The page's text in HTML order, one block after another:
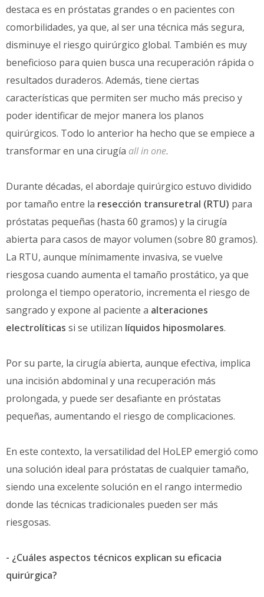
destaca es en próstatas grandes o en pacientes con
comorbilidades, ya que, al ser una técnica más segura,
disminuye el riesgo quirúrgico global. También es muy
beneficioso para quien busca una recuperación rápida o
resultados duraderos. Además, tiene ciertas
características que permiten ser mucho más preciso y
poder identificar de mejor manera los planos
quirúrgicos. Todo lo anterior ha hecho que se empiece a
transformar en una cirugía all in one.
Durante décadas, el abordaje quirúrgico estuvo dividido
por tamaño entre la resección transuretral (RTU) para
próstatas pequeñas (hasta 60 gramos) y la cirugía
abierta para casos de mayor volumen (sobre 80 gramos).
La RTU, aunque mínimamente invasiva, se vuelve
riesgosa cuando aumenta el tamaño prostático, ya que
prolonga el tiempo operatorio, incrementa el riesgo de
sangrado y expone al paciente a alteraciones
electrolíticas si se utilizan líquidos hiposmolares.
Por su parte, la cirugía abierta, aunque efectiva, implica
una incisión abdominal y una recuperación más
prolongada, y puede ser desafiante en próstatas
pequeñas, aumentando el riesgo de complicaciones.
En este contexto, la versatilidad del HoLEP emergió como
una solución ideal para próstatas de cualquier tamaño,
siendo una excelente solución en el rango intermedio
donde las técnicas tradicionales pueden ser más
riesgosas.
- ¿Cuáles aspectos técnicos explican su eficacia
quirúrgica?